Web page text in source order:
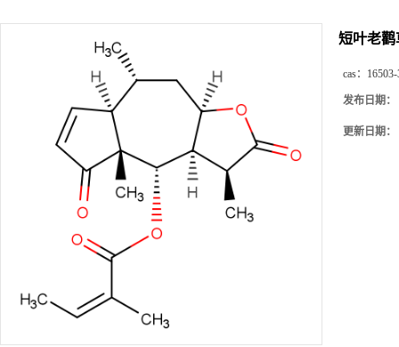
短叶老
cas：
发布日期：
更新日期：